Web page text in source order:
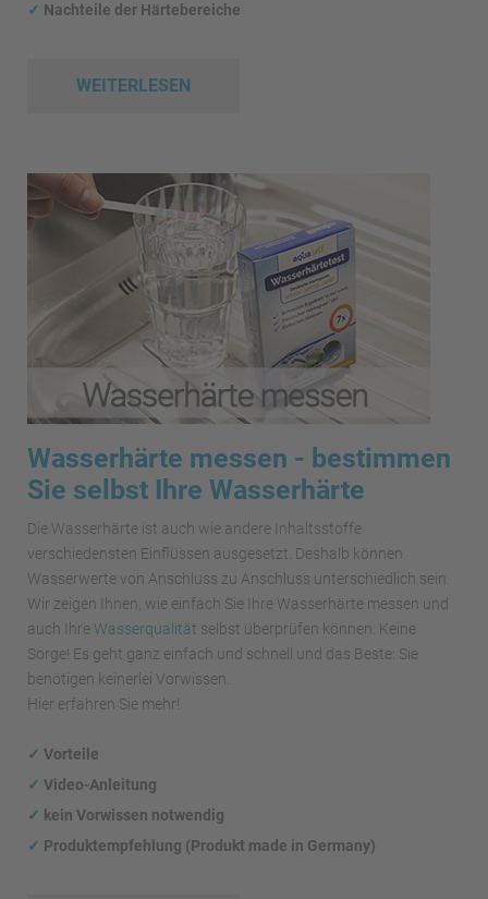
✓ Nachteile der Härtebereiche
WEITERLESEN
Wasserhärte messen - bestimmen
Sie selbst Ihre Wasserhärte
Die Wasserhärte ist auch wie andere Inhaltsstoffe
verschiedensten Einflüssen ausgesetzt. Deshalb können
Wasserwerte von Anschluss zu Anschluss unterschiedlich sein.
Wir zeigen Ihnen, wie einfach Sie Ihre Wasserhärte messen und
auch IhreWasserqualität selbst überprüfen können. Keine
Sorge! Es geht ganz einfach und schnell und das Beste: Sie
benötigen keinerlei Vorwissen.
Hier erfahren Sie mehr!
✓ Vorteile
✓ Video-Anleitung
✓ kein Vorwissen notwendig
✓ Produktempfehlung (Produkt made in Germany)